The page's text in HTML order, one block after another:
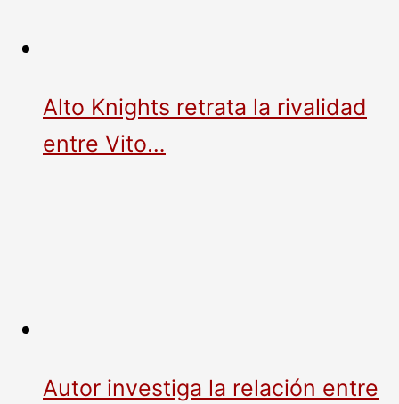
Alto Knights retrata la rivalidad
entre Vito…
Autor investiga la relación entre